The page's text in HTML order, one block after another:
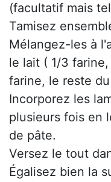
(facultatif mais
Tamisez
Mélangez-les à
le lait ( 1/3
farine, le reste
Incorporez les
plusieurs fois en
de pâte.
Versez le tout
Égalisez bien la